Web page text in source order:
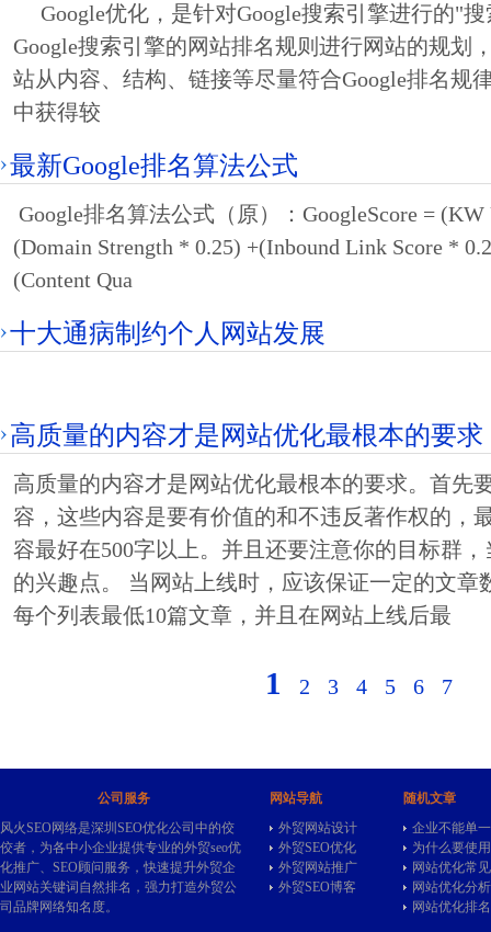
Google优化，是针对Google搜索引擎进行的"
Google搜索引擎的网站排名规则进行网站的规划
站从内容、结构、链接等尽量符合Google排名规
中获得较
最新Google排名算法公式
Google排名算法公式（原）：GoogleScore = (KW
(Domain Strength * 0.25) +(Inbound Link Score *
(Content Qua
十大通病制约个人网站发展
高质量的内容才是网站优化最根本的要求
高质量的内容才是网站优化最根本的要求。首先
容，这些内容是要有价值的和不违反著作权的，
容最好在500字以上。并且还要注意你的目标群
的兴趣点。 当网站上线时，应该保证一定的文章
每个列表最低10篇文章，并且在网站上线后最
1 2 3 4 5 6 7
公司服务
风火SEO网络是深圳SEO优化公司中的佼
佼者，为各中小企业提供专业的外贸seo优
化推广、SEO顾问服务，快速提升外贸企
业网站关键词自然排名，强力打造外贸公
司品牌网络知名度。
网站导航
外贸网站设计
外贸SEO优化
外贸网站推广
外贸SEO博客
随机文章
企业不能单
为什么要使
网站优化常
网站优化分
网站优化排